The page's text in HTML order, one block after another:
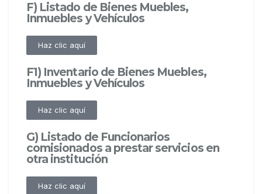
F) Listado de Bienes Muebles,
Inmuebles y Vehículos
Haz clic aquí
F1) Inventario de Bienes Muebles,
Inmuebles y Vehículos
Haz clic aquí
G) Listado de Funcionarios
comisionados a prestar servicios en
otra institución
Haz clic aquí